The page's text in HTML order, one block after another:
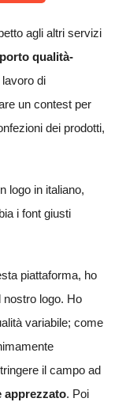
agli altri servizi
qualità-
di
un contest per
dei prodotti,
logo in italiano,
i font giusti
piattaforma, ho
nostro logo. Ho
variabile; come
il campo ad
apprezzato. Poi